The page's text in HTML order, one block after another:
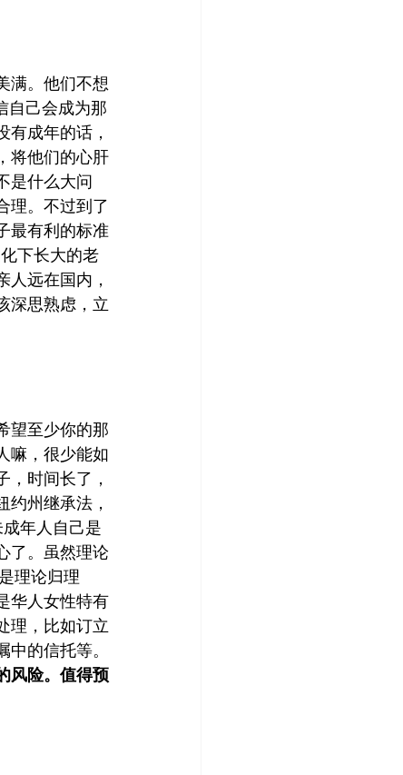
满。他们不想
自己会成为那
成年的话，
将他们的心肝
是什么大问
理。不过到了
最有利的标准
下长大的老
远在国内，
深思熟虑，立
望至少你的那
嘛，很少能如
时间长了，
州继承法，
年人自己是
了。虽然理论
理论归理
华人女性特有
理，比如订立
的信托等。
风险。值得预